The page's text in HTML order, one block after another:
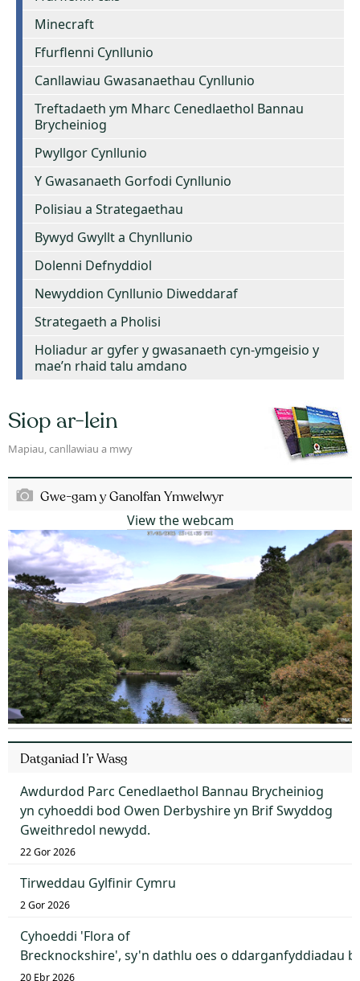
Minecraft
Ffurflenni Cynllunio
Canllawiau Gwasanaethau Cynllunio
Treftadaeth ym Mharc Cenedlaethol Bannau
Brycheiniog
Pwyllgor Cynllunio
Y Gwasanaeth Gorfodi Cynllunio
Polisiau a Strategaethau
Bywyd Gwyllt a Chynllunio
Dolenni Defnyddiol
Newyddion Cynllunio Diweddaraf
Strategaeth a Pholisi
Holiadur ar gyfer y gwasanaeth cyn-ymgeisio y
mae’n rhaid talu amdano
Siop ar-lein
Mapiau, canllawiau a mwy
Gwe-gam y Ganolfan Ymwelwyr
View the webcam
Datganiad I’r Wasg
Awdurdod Parc Cenedlaethol Bannau Brycheiniog
yn cyhoeddi bod Owen Derbyshire yn Brif Swyddog
Gweithredol newydd.
22 Gor 2026
Tirweddau Gylfinir Cymru
2 Gor 2026
Cyhoeddi 'Flora of
Brecknockshire', sy'n dathlu oes o ddarganfyddiadau
20 Ebr 2026